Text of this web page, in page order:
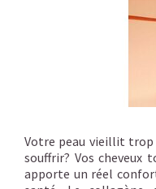
Votre peau vieillit
souffrir? Vos cheveux
apporte un réel